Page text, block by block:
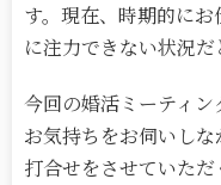
す。現在、時期的に
に注力できない状況だ
今回の婚活ミーティ
お気持ちをお伺いし
打合せをさせていただ